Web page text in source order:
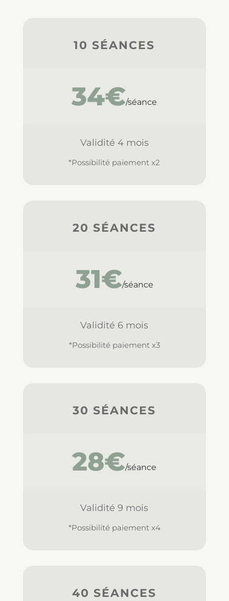
10 SÉANCES
34€/séance
Validité 4 mois
*Possibilité paiement x2
20 SÉANCES
31€/séance
Validité 6 mois
*Possibilité paiement x3
30 SÉANCES
28€/séance
Validité 9 mois
*Possibilité paiement x4
40 SÉANCES